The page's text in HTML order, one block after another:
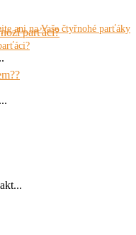
ani na Vaše čtyřnohé parťáky